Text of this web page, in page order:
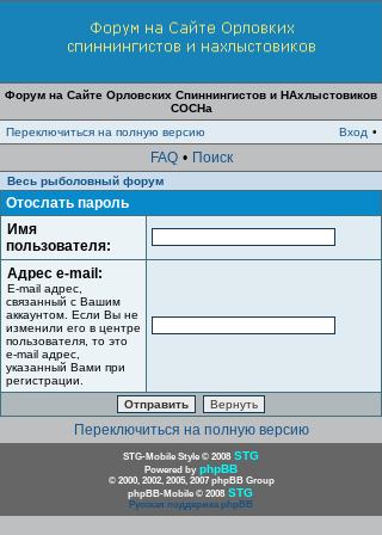
Форум на Сайте Орловских Спиннингистов и НАхлыстовиков
СОСНа
Переключиться на полную версию
Вход •
FAQ • Поиск
Весь рыболовный форум
Отослать пароль
Имя
пользователя:
Адрес e-mail:
E-mail адрес,
связанный с Вашим
аккаунтом. Если Вы не
изменили его в центре
пользователя, то это
e-mail адрес,
указанный Вами при
регистрации.
Переключиться на полную версию
STG-Mobile Style © 2008 STG
Powered by phpBB
© 2000, 2002, 2005, 2007 phpBB Group
phpBB-Mobile © 2008 STG
Русская поддержка phpBB